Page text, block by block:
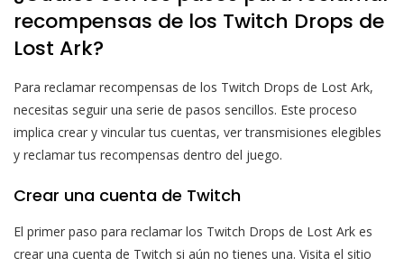
recompensas de los Twitch Drops de
Lost Ark?
Para reclamar recompensas de los Twitch Drops de Lost Ark,
necesitas seguir una serie de pasos sencillos. Este proceso
implica crear y vincular tus cuentas, ver transmisiones elegibles
y reclamar tus recompensas dentro del juego.
Crear una cuenta de Twitch
El primer paso para reclamar los Twitch Drops de Lost Ark es
crear una cuenta de Twitch si aún no tienes una. Visita el sitio